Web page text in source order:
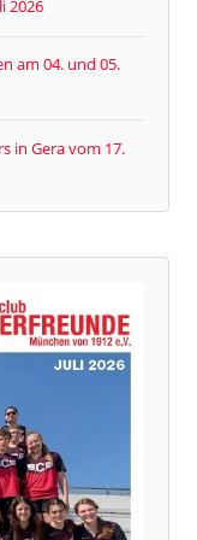
2026
am 04. und 05.
in Gera vom 17.